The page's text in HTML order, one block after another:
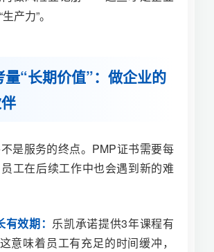
产力”。
量“长期价值”：做企业的
是服务的终点。PMP证书需要每
工在后续工作中也会遇到新的难
效期： 乐凯承诺提供3年课程有
意味着员工有充足的时间缓冲，